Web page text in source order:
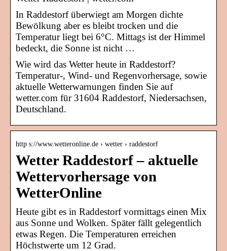
In Raddestorf überwiegt am Morgen dichte
Bewölkung aber es bleibt trocken und die
Temperatur liegt bei 6°C. Mittags ist der Himmel
bedeckt, die Sonne ist nicht …
Wie wird das Wetter heute in Raddestorf?
Temperatur-, Wind- und Regenvorhersage, sowie
aktuelle Wetterwarnungen finden Sie auf
wetter.com für 31604 Raddestorf, Niedersachsen,
Deutschland.
http s://www.wetteronline.de › wetter › raddestorf
Wetter Raddestorf – aktuelle
Wettervorhersage von
WetterOnline
Heute gibt es in Raddestorf vormittags einen Mix
aus Sonne und Wolken. Später fällt gelegentlich
etwas Regen. Die Temperaturen erreichen
Höchstwerte um 12 Grad.